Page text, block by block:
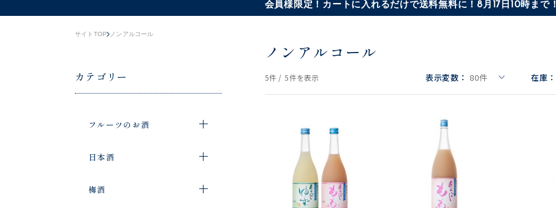
会員様限定！カートに入れるだけで送料無料に！8月17日10時まで！
サイトTOP ノンアルコール
カテゴリー
フルーツのお酒
日本酒
梅酒
ノンアルコール
5件 / 5件を表示 表示変数： 80件 在庫：